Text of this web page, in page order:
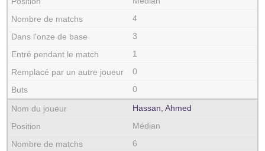
4
3
1
0
0
Hassan, Ahmed
Médian
6